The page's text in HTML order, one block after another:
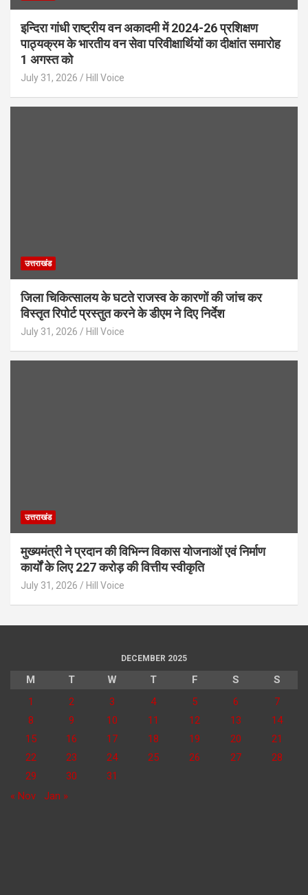
इन्दिरा गांधी राष्ट्रीय वन अकादमी में 2024-26 प्रशिक्षण
पाठ्यक्रम के भारतीय वन सेवा परिवीक्षार्थियों का दीक्षांत समारोह
1 अगस्त को
July 31, 2026 Hill Voice
उत्तराखंड
जिला चिकित्सालय के घटते राजस्व के कारणों की जांच कर
विस्तृत रिपोर्ट प्रस्तुत करने के डीएम ने दिए निर्देश
July 31, 2026 Hill Voice
उत्तराखंड
मुख्यमंत्री ने प्रदान की विभिन्न विकास योजनाओं एवं निर्माण
कार्यों के लिए 227 करोड़ की वित्तीय स्वीकृति
July 31, 2026 Hill Voice
DECEMBER 2025
M T W T F S
S
1
2 3 4 5 6
7
8
9 10 11 12 13
14
15
16 17 18 19 20
21
22
23 24 25 26 27
28
29
30
31
« Nov
Jan »